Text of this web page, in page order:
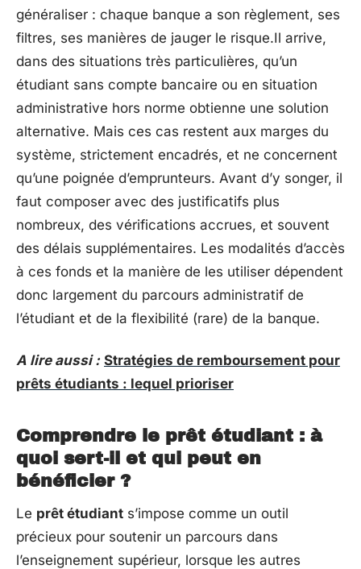
généraliser : chaque banque a son règlement, ses
filtres, ses manières de jauger le risque.Il arrive,
dans des situations très particulières, qu’un
étudiant sans compte bancaire ou en situation
administrative hors norme obtienne une solution
alternative. Mais ces cas restent aux marges du
système, strictement encadrés, et ne concernent
qu’une poignée d’emprunteurs. Avant d’y songer, il
faut composer avec des justificatifs plus
nombreux, des vérifications accrues, et souvent
des délais supplémentaires. Les modalités d’accès
à ces fonds et la manière de les utiliser dépendent
donc largement du parcours administratif de
l’étudiant et de la flexibilité (rare) de la banque.
A lire aussi : Stratégies de remboursement pour
prêts étudiants : lequel prioriser
Comprendre le prêt étudiant : à
quoi sert-il et qui peut en
bénéficier ?
Le prêt étudiant s’impose comme un outil
précieux pour soutenir un parcours dans
l’enseignement supérieur, lorsque les autres